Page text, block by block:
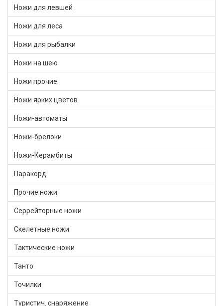
Ножи для левшей
Ножи для леса
Ножи для рыбалки
Ножи на шею
Ножи прочие
Ножи ярких цветов
Ножи-автоматы
Ножи-брелоки
Ножи-Керамбиты
Паракорд
Прочие ножи
Серрейторные ножи
Скелетные ножи
Тактические ножи
Танто
Точилки
Туристич. снаряжение